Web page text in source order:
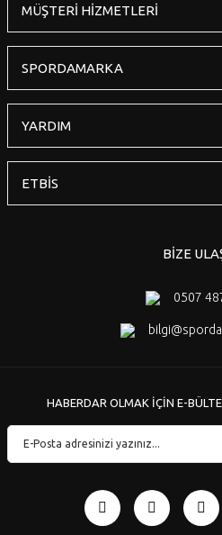
Gönder
MÜŞTERİ HİZMETLERİ
SPORDAMARKA
YARDIM
ETBİS
BİZE
0507
HABERDAR OLMAK İÇİN E-